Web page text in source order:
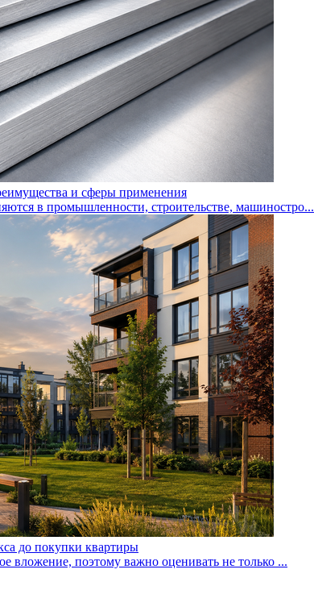
и сферы применения
в промышленности, строительстве, машиностро...
до покупки квартиры
вложение, поэтому важно оценивать не только ...